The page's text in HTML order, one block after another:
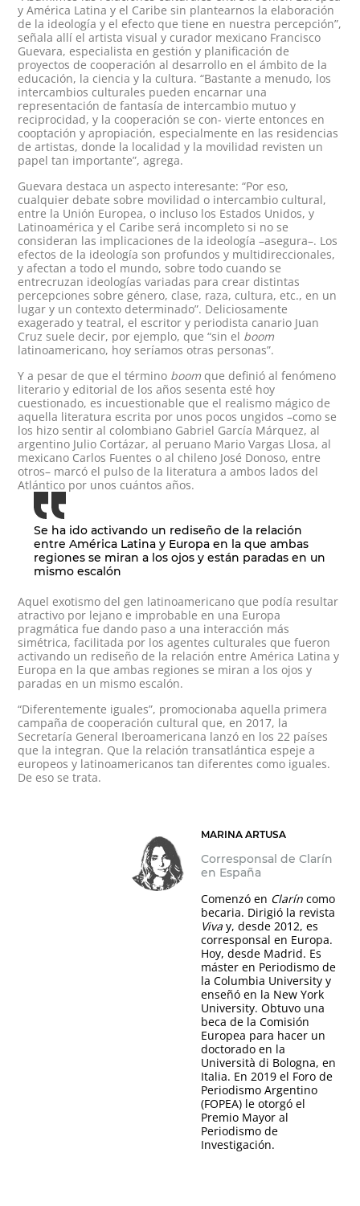
y América Latina y el Caribe sin plantearnos la elaboración
de la ideología y el efecto que tiene en nuestra percepción”,
señala allí el artista visual y curador mexicano Francisco
Guevara, especialista en gestión y planificación de
proyectos de cooperación al desarrollo en el ámbito de la
educación, la ciencia y la cultura. “Bastante a menudo, los
intercambios culturales pueden encarnar una
representación de fantasía de intercambio mutuo y
reciprocidad, y la cooperación se con- vierte entonces en
cooptación y apropiación, especialmente en las residencias
de artistas, donde la localidad y la movilidad revisten un
papel tan importante”, agrega.
Guevara destaca un aspecto interesante: “Por eso,
cualquier debate sobre movilidad o intercambio cultural,
entre la Unión Europea, o incluso los Estados Unidos, y
Latinoamérica y el Caribe será incompleto si no se
consideran las implicaciones de la ideología –asegura–. Los
efectos de la ideología son profundos y multidireccionales,
y afectan a todo el mundo, sobre todo cuando se
entrecruzan ideologías variadas para crear distintas
percepciones sobre género, clase, raza, cultura, etc., en un
lugar y un contexto determinado”. Deliciosamente
exagerado y teatral, el escritor y periodista canario Juan
Cruz suele decir, por ejemplo, que “sin el boom
latinoamericano, hoy seríamos otras personas”.
Y a pesar de que el término boomque definió al fenómeno
literario y editorial de los años sesenta esté hoy
cuestionado, es incuestionable que el realismo mágico de
aquella literatura escrita por unos pocos ungidos –como se
los hizo sentir al colombiano Gabriel García Márquez, al
argentino Julio Cortázar, al peruano Mario Vargas Llosa, al
mexicano Carlos Fuentes o al chileno José Donoso, entre
otros– marcó el pulso de la literatura a ambos lados del
Atlántico por unos cuántos años.
Se ha ido activando un rediseño de la relación
entre América Latina y Europa en la que ambas
regiones se miran a los ojos y están paradas en un
mismo escalón
Aquel exotismo del gen latinoamericano que podía resultar
atractivo por lejano e improbable en una Europa
pragmática fue dando paso a una interacción más
simétrica, facilitada por los agentes culturales que fueron
activando un rediseño de la relación entre América Latina y
Europa en la que ambas regiones se miran a los ojos y
paradas en un mismo escalón.
“Diferentemente iguales”, promocionaba aquella primera
campaña de cooperación cultural que, en 2017, la
Secretaría General Iberoamericana lanzó en los 22 países
que la integran. Que la relación transatlántica espeje a
europeos y latinoamericanos tan diferentes como iguales.
De eso se trata.
MARINA ARTUSA
Corresponsal de Clarín
en España
Comenzó en Claríncomo
becaria. Dirigió la revista
Viva y, desde 2012, es
corresponsal en Europa.
Hoy, desde Madrid. Es
máster en Periodismo de
la Columbia University y
enseñó en la New York
University. Obtuvo una
beca de la Comisión
Europea para hacer un
doctorado en la
Università di Bologna, en
Italia. En 2019 el Foro de
Periodismo Argentino
(FOPEA) le otorgó el
Premio Mayor al
Periodismo de
Investigación.